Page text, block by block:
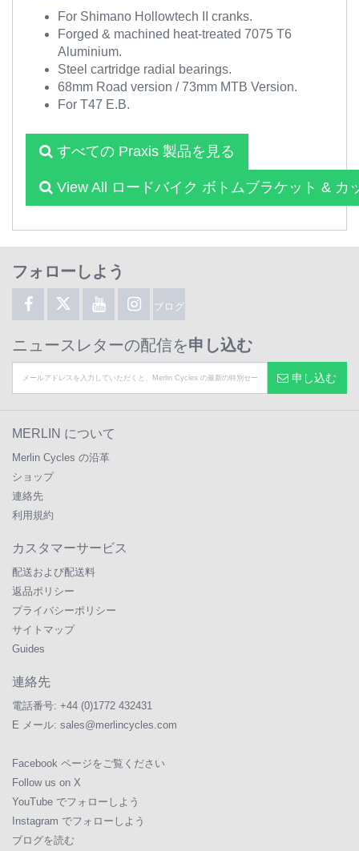
For Shimano Hollowtech II cranks.
Forged & machined heat-treated 7075 T6
Aluminium.
Steel cartridge radial bearings.
68mm Road version / 73mm MTB Version.
For T47 E.B.
すべての Praxis 製品を見る
View All ロードバイク ボトムブラケット & カ
フォローしよう
ブログ
ニュースレターの配信を申し込む
申し込む
MERLIN について
Merlin Cycles の沿革
ショップ
連絡先
利用規約
カスタマーサービス
配送および配送料
返品ポリシー
プライバシーポリシー
サイトマップ
Guides
連絡先
電話番号: +44 (0)1772 432431
E メール: sales@merlincycles.com
Facebook ページをご覧ください
Follow us on X
YouTube でフォローしよう
Instagram でフォローしよう
ブログを読む